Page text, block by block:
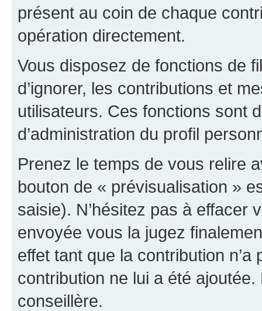
présent au coin de chaque
opération directement.
Vous disposez de fonctions de
d’ignorer, les contributions et
utilisateurs. Ces fonctions sont
d’administration du profil
Prenez le temps de vous relire
bouton de « prévisualisation »
saisie). N’hésitez pas à effacer
envoyée vous la jugez
effet tant que la contribution n’a
contribution ne lui a été
conseillère.